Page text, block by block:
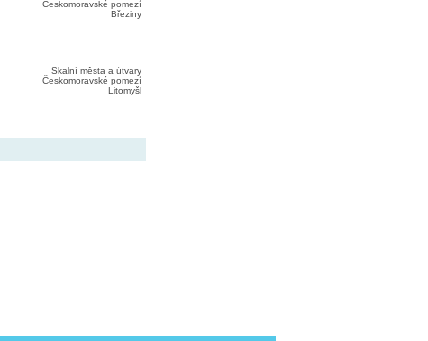
Českomoravské pomezí
Březiny
Skalní města a útvary
Českomoravské pomezí
Litomyšl